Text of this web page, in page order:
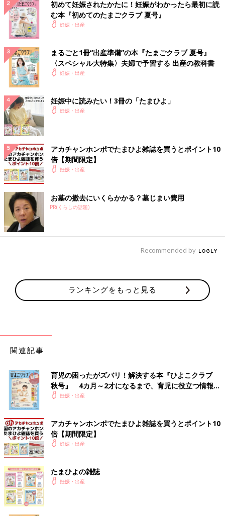
初めて妊娠されたかたに！妊娠がわかったら最初に読
む本『初めてのたまごクラブ 夏号』
妊娠・出産
まるごと1冊“出産準備”の本『たまごクラブ 夏号』
〈スペシャル大特集〉夫婦で予習する 出産の教科書
妊娠・出産
妊娠中に読みたい！3冊の「たまひよ」
妊娠・出産
アカチャンホンポでたまひよ雑誌を買うとポイント10
倍【期間限定】
妊娠・出産
お墓の撤去にいくらかかる？墓じまい費用
PR(くらしの話題)
Recommended by
ランキングをもっと見る
関連記事
育児の困ったがズバリ！解決する本『ひよこクラブ
秋号』 4カ月～2才になるまで、育児に役立つ情報が
いっぱい！
妊娠・出産
アカチャンホンポでたまひよ雑誌を買うとポイント10
倍【期間限定】
妊娠・出産
たまひよの雑誌
妊娠・出産